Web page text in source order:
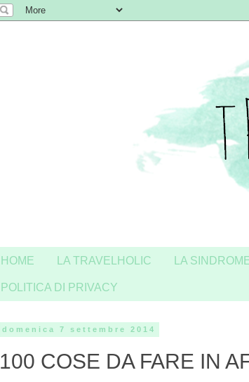
HOME LA TRAVELHOLIC LA
POLITICA DI PRIVACY
domenica 7 settembre 2014
100 COSE DA FARE IN